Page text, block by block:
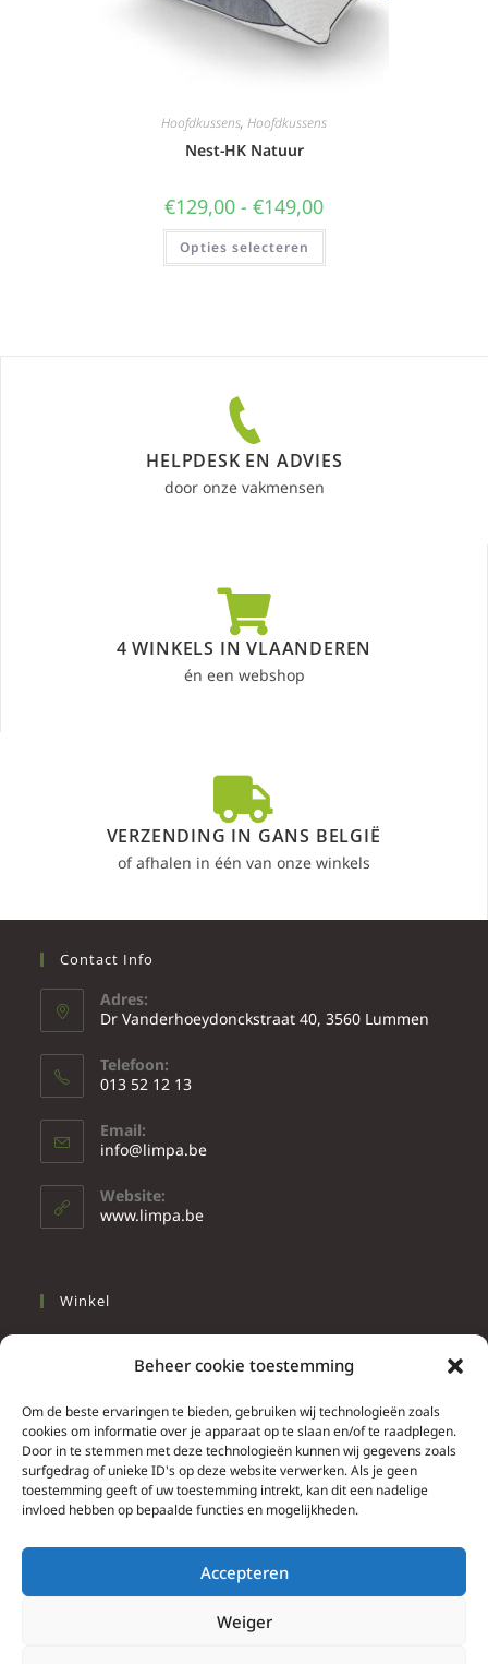
Beheer cookie toestemming
Om de beste ervaringen te bieden, gebruiken wij technologieën zoals
cookies om informatie over je apparaat op te slaan en/of te raadplegen.
Door in te stemmen met deze technologieën kunnen wij gegevens zoals
surfgedrag of unieke ID's op deze website verwerken. Als je geen
toestemming geeft of uw toestemming intrekt, kan dit een nadelige
invloed hebben op bepaalde functies en mogelijkheden.
Accepteren
Weiger
Hoofdkussens, Hoofdkussens
Nest-HK Natuur
€129,00 - €149,00
Opties selecteren
HELPDESK EN ADVIES
door onze vakmensen
4 WINKELS IN VLAANDEREN
én een webshop
VERZENDING IN GANS BELGIË
of afhalen in één van onze winkels
Contact Info
Adres:
Dr Vanderhoeydonckstraat 40, 3560 Lummen
Telefoon:
013 52 12 13
Email:
info@limpa.be
Website:
www.limpa.be
Winkel
Wonen
Info
Contacteer ons